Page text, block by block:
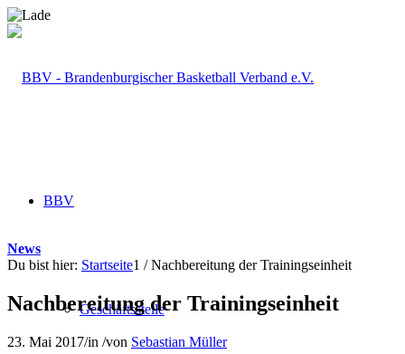
BBV
Geschäftsstelle
News
Du bist hier: Startseite1 / Nachbereitung der Trainingseinheit
Nachbereitung der Trainingseinheit
23. Mai 2017/in /von Sebastian Müller